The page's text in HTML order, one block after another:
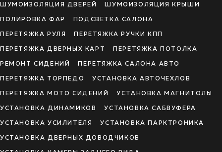
ШУМОИЗОЛЯЦИЯ ДВЕРЕЙ ШУМОИЗОЛЯЦИЯ КРЫШИ
ПОЛИРОВКА ФАР ПОДСВЕТКА САЛОНА
ПЕРЕТЯЖКА РУЛЯ ПЕРЕТЯЖКА РУЧКИ КПП
ПЕРЕТЯЖКА ДВЕРНЫХ КАРТ ПЕРЕТЯЖКА ПОТОЛКА
РЕМОНТ СИДЕНИЙ ПЕРЕТЯЖКА САЛОНА АВТО
ПЕРЕТЯЖКА ТОРПЕДО УСТАНОВКА АВТОЧЕХЛОВ
ПЕРЕТЯЖКА МОТО СИДЕНИЙ УСТАНОВКА МАГНИТОЛЫ
УСТАНОВКА ДИНАМИКОВ УСТАНОВКА САБВУФЕРА
УСТАНОВКА УСИЛИТЕЛЯ УСТАНОВКА ПАРКТРОНИКА
УСТАНОВКА ДВЕРНЫХ ДОВОДЧИКОВ